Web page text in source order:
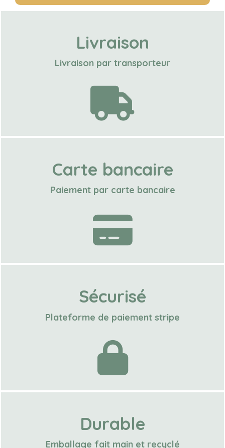
Livraison
Livraison par transporteur
Carte bancaire
Paiement par carte bancaire
Sécurisé
Plateforme de paiement stripe
Durable
Emballage fait main et recyclé